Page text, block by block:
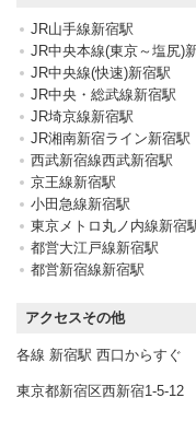
JR山手線新宿駅
JR中央本線(東京～塩尻)
JR中央線(快速)新宿駅
JR中央・総武線新宿駅
JR埼京線新宿駅
JR湘南新宿ライン新宿駅
西武新宿線西武新宿駅
京王線新宿駅
小田急線新宿駅
東京メトロ丸ノ内線新宿
都営大江戸線新宿駅
都営新宿線新宿駅
アクセスその他
各線 新宿駅 西口からすぐ
東京都新宿区西新宿1-5-12